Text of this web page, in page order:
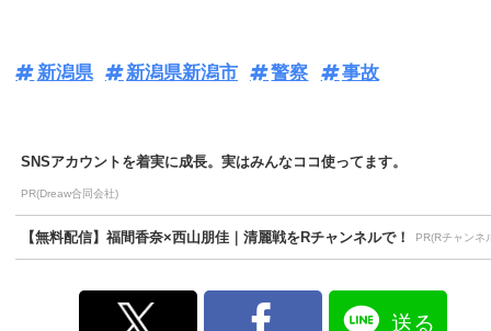
新潟県 新潟県新潟市 警察 事故
SNSアカウントを着実に成長。実はみんなココ使ってます。
PR(Dreaw合同会社)
【無料配信】福間香奈×西山朋佳｜清麗戦をRチャンネルで！ PR(Rチャンネ
送る